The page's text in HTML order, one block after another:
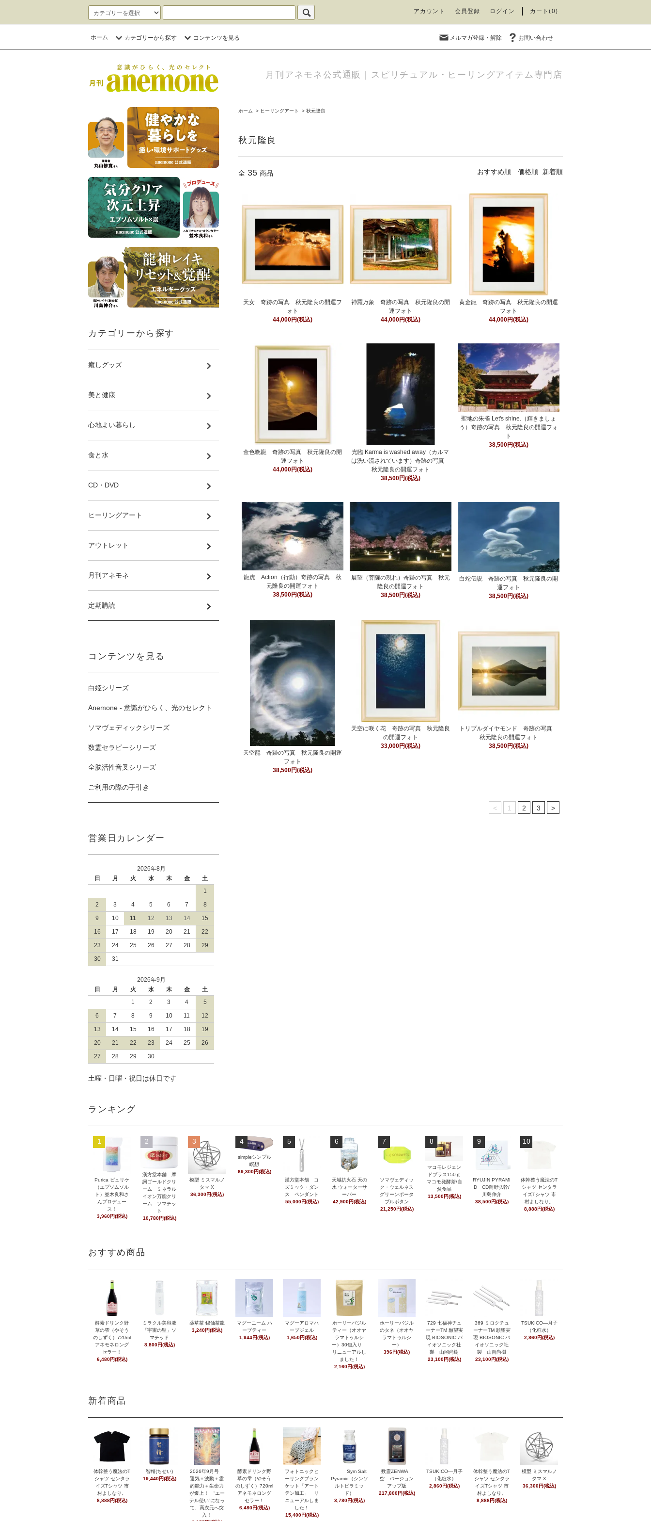
アカウント 会員登録 ログイン カート(0)
ホーム カテゴリーから探す コンテンツを見る メルマガ登録・解除 お問い合わせ
月刊アネモネ公式通販｜スピリチュアル・ヒーリングアイテム専門店
ホーム > ヒーリングアート > 秋元隆良
秋元隆良
全 35 商品 おすすめ順 価格順 新着順
天女 奇跡の写真 秋元隆良の開運フ
ォト
44,000円(税込)
神羅万象 奇跡の写真 秋元隆良の開
運フォト
44,000円(税込)
黄金龍 奇跡の写真 秋元隆良の開運
フォト
44,000円(税込)
金色晩龍 奇跡の写真 秋元隆良の開
運フォト
44,000円(税込)
光臨 Karma is washed away（カルマ
は洗い流されています）奇跡の写真
秋元隆良の開運フォト
38,500円(税込)
聖地の朱雀 Let's shine.（輝きましょ
う）奇跡の写真 秋元隆良の開運フォ
ト
38,500円(税込)
龍虎 Action（行動）奇跡の写真 秋
元隆良の開運フォト
38,500円(税込)
展望（菩薩の現れ）奇跡の写真 秋元
隆良の開運フォト
38,500円(税込)
白蛇伝説 奇跡の写真 秋元隆良の開
運フォト
38,500円(税込)
天空龍 奇跡の写真 秋元隆良の開運
フォト
38,500円(税込)
天空に咲く花 奇跡の写真 秋元隆良
の開運フォト
33,000円(税込)
トリプルダイヤモンド 奇跡の写真
秋元隆良の開運フォト
38,500円(税込)
< 1 2 3 >
カテゴリーから探す
癒しグッズ
美と健康
心地よい暮らし
食と水
CD・DVD
ヒーリングアート
アウトレット
月刊アネモネ
定期購読
コンテンツを見る
白姫シリーズ
Anemone - 意識がひらく、光のセレクト
ソマヴェディックシリーズ
数霊セラピーシリーズ
全脳活性音叉シリーズ
ご利用の際の手引き
営業日カレンダー
2026年8月
日
月 火 水 木 金
土
1
2
3 4 5 6 7
8
9
10 11 12 13 14
15
16
17 18 19 20 21
22
23
24 25 26 27 28
29
30
31
2026年9月
日
月 火 水 木 金
土
1
2 3 4
5
6
7 8 9 10 11
12
13
14 15 16 17 18
19
20
21 22 23 24 25
26
27
28 29 30
土曜・日曜・祝日は休日です
ランキング
1
Purica ピュリケ
（エプソムソル
ト）並木良和さ
んプロデュー
ス！
3,960円(税込)
2
漢方堂本舗 摩
訶ゴールドクリ
ーム ミネラル
イオン万能クリ
ーム ソマチッ
ト
10,780円(税込)
3
模型 ミスマルノ
タマ X
36,300円(税込)
4
simpleシンプル
瞑想
69,300円(税込)
5
漢方堂本舗 コ
ズミック・ダン
ス ペンダント
55,000円(税込)
6
天城抗火石 天の
水 ウォーターサ
ーバー
42,900円(税込)
7
ソマヴェディッ
ク・ウェルネス
グリーンポータ
ブルボタン
21,250円(税込)
8
マコモレジェン
ドプラス150ｇ
マコモ発酵茶/自
然食品
13,500円(税込)
9
RYUJIN PYRAMI
D CD岡野弘幹/
川島伸介
38,500円(税込)
10
体幹整う魔法のT
シャツ センタラ
イズTシャツ 市
村よしなり。
8,888円(税込)
おすすめ商品
酵素ドリンク野
草の雫（やそう
のしずく）720ml
アネモネロング
セラー！
6,480円(税込)
ミラクル美容液
「宇宙の聖」ソ
マチッド
8,800円(税込)
薬草茶 錦仙茶龍
3,240円(税込)
マグーニーム ハ
ーブティー
1,944円(税込)
マグーアロマハ
ーブジェル
1,650円(税込)
ホーリーバジル
ティー（オオヤ
ラマトゥルシ
ー）30包入り
リニューアルし
ました！
2,160円(税込)
ホーリーバジル
のタネ（オオヤ
ラマトゥルシ
ー）
396円(税込)
729 七福神チュ
ーナーTM 願望実
現 BIOSONIC バ
イオソニック社
製 山岡尚樹
23,100円(税込)
369 ミロクチュ
ーナーTM 願望実
現 BIOSONIC バ
イオソニック社
製 山岡尚樹
23,100円(税込)
TSUKICO―月子
（化粧水）
2,860円(税込)
新着商品
体幹整う魔法のT
シャツ センタラ
イズTシャツ 市
村よしなり。
8,888円(税込)
智精(ちせい)
19,440円(税込)
2026年9月号
運気＋波動＋霊
的能力＋生命力
が爆上！ “エー
テル使い”になっ
て、高次元へ突
入！
酵素ドリンク野
草の雫（やそう
のしずく）720ml
アネモネロング
セラー！
6,480円(税込)
フォトニックヒ
ーリングブラン
ケット「アート
テン加工」 リ
ニューアルしま
した！
15,400円(税込)
Sym Salt
Pyramid（シンソ
ルトピラミッ
ド）
3,780円(税込)
数霊ZENWA
空 バージョン
アップ版
217,800円(税込)
TSUKICO―月子
（化粧水）
2,860円(税込)
体幹整う魔法のT
シャツ センタラ
イズTシャツ 市
村よしなり。
8,888円(税込)
模型 ミスマルノ
タマ X
36,300円(税込)